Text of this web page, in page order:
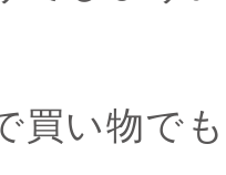
買い物で